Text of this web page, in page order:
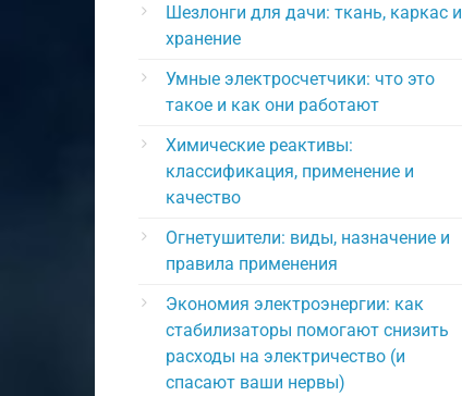
Шезлонги для дачи: ткань, каркас и
хранение
Умные электросчетчики: что это
такое и как они работают
Химические реактивы:
классификация, применение и
качество
Огнетушители: виды, назначение и
правила применения
Экономия электроэнергии: как
стабилизаторы помогают снизить
расходы на электричество (и
спасают ваши нервы)